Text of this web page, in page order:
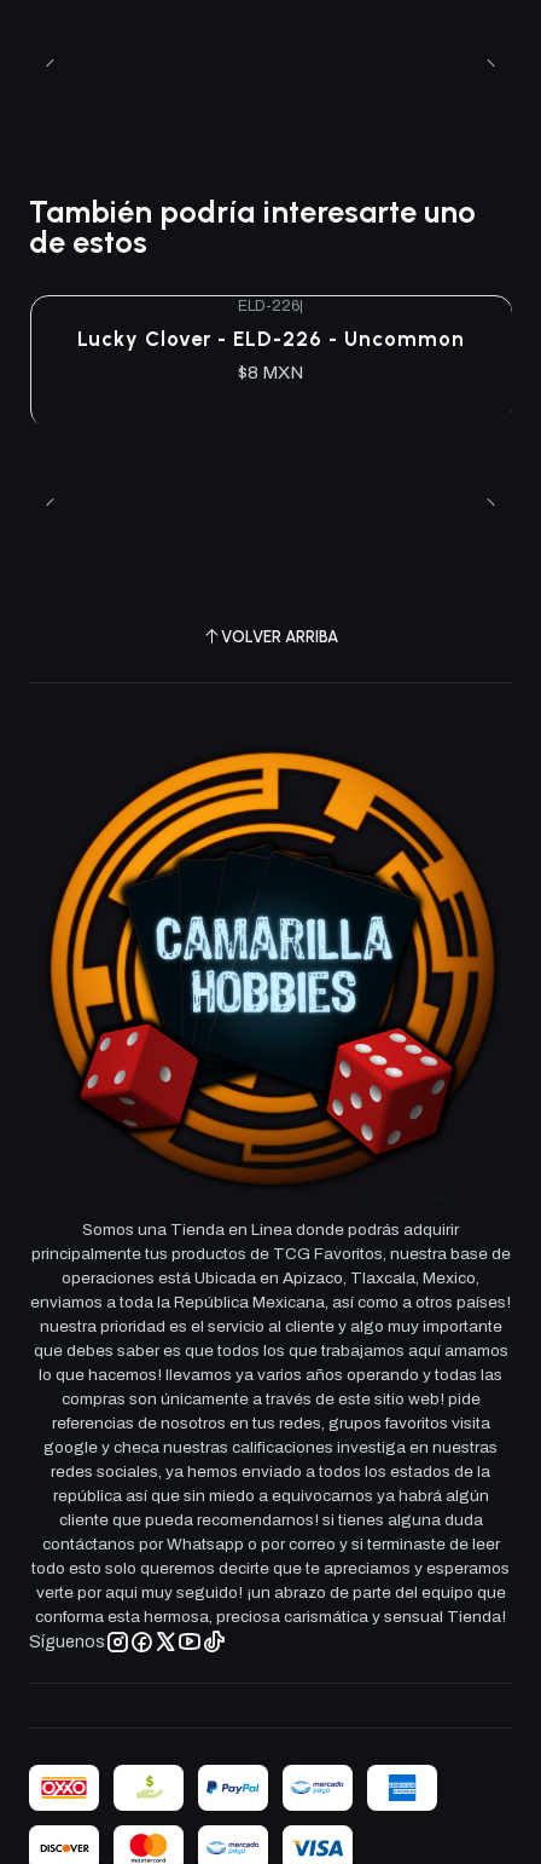
También podría interesarte uno
de estos
Agotado
ELD-226|
Lucky Clover - ELD-226 - Uncommon
$8 MXN
VOLVER ARRIBA
Somos una Tienda en Linea donde podrás adquirir
principalmente tus productos de TCG Favoritos, nuestra base de
operaciones está Ubicada en Apizaco, Tlaxcala, Mexico,
enviamos a toda la República Mexicana, así como a otros países!
nuestra prioridad es el servicio al cliente y algo muy importante
que debes saber es que todos los que trabajamos aquí amamos
lo que hacemos! llevamos ya varios años operando y todas las
compras son únicamente a través de este sitio web! pide
referencias de nosotros en tus redes, grupos favoritos visita
google y checa nuestras calificaciones investiga en nuestras
redes sociales, ya hemos enviado a todos los estados de la
república así que sin miedo a equivocarnos ya habrá algún
cliente que pueda recomendarnos! si tienes alguna duda
contáctanos por Whatsapp o por correo y si terminaste de leer
todo esto solo queremos decirte que te apreciamos y esperamos
verte por aqui muy seguido! ¡un abrazo de parte del equipo que
conforma esta hermosa, preciosa carismática y sensual Tienda!
Síguenos